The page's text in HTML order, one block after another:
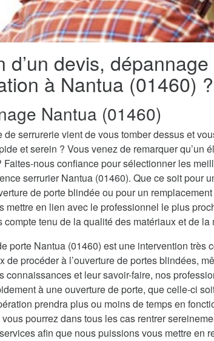
d’un devis, dépannage
à Nantua (01460) ?
Nantua (01460)
de serrurerie vient de vous tomber dessus et
et serein ? Vous venez de remarquer qu’un
Faites-nous confiance pour sélectionner les
serrurier Nantua (01460). Que ce soit pour
de porte blindée ou pour un
mettre en lien avec le professionnel le plus
compte tenu de la qualité des matériaux et de la
porte Nantua (01460) est une intervention très
de procéder à l’ouverture de portes blindées,
connaissances et leur savoir-faire, nos
à une ouverture de porte, que celle-ci
prendra plus ou moins de temps en
pourrez dans tous les cas rentrer
afin que nous puissions vous mettre en